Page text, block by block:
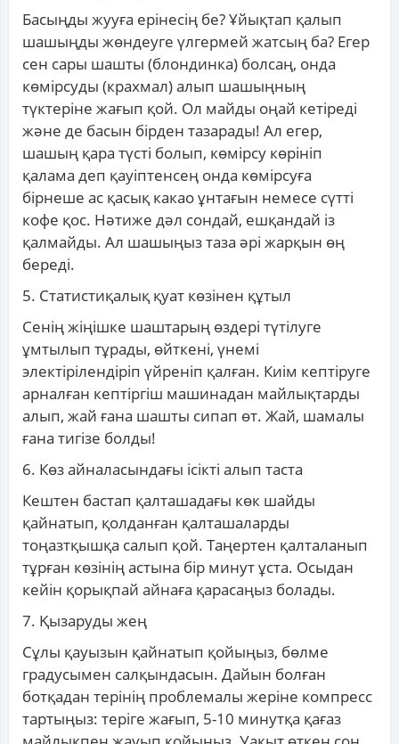
Басыңды жууға ерінесің бе? Ұйықтап қалып
шашыңды жөндеуге үлгермей жатсың ба? Егер
сен сары шашты (блондинка) болсаң, онда
көмірсуды (крахмал) алып шашыңның
түктеріне жағып қой. Ол майды оңай кетіреді
және де басын бірден тазарады! Ал егер,
шашың қара түсті болып, көмірсу көрініп
қалама деп қауіптенсең онда көмірсуға
бірнеше ас қасық какао ұнтағын немесе сүтті
кофе қос. Нәтиже дәл сондай, ешқандай із
қалмайды. Ал шашыңыз таза әрі жарқын өң
береді.
5. Статистиқалық қуат көзінен құтыл
Сенің жіңішке шаштарың өздері түтілуге
ұмтылып тұрады, өйткені, үнемі
электірілендіріп үйреніп қалған. Киім кептіруге
арналған кептіргіш машинадан майлықтарды
алып, жай ғана шашты сипап өт. Жай, шамалы
ғана тигізе болды!
6. Көз айналасындағы ісікті алып таста
Кештен бастап қалташадағы көк шайды
қайнатып, қолданған қалташаларды
тоңазтқышқа салып қой. Таңертен қалталанып
тұрған көзінің астына бір минут ұста. Осыдан
кейін қорықпай айнаға қарасаңыз болады.
7. Қызаруды жең
Сұлы қауызын қайнатып қойыңыз, бөлме
градусымен салқындасын. Дайын болған
ботқадан терінің проблемалы жеріне компресс
тартыңыз: теріге жағып, 5-10 минутқа қағаз